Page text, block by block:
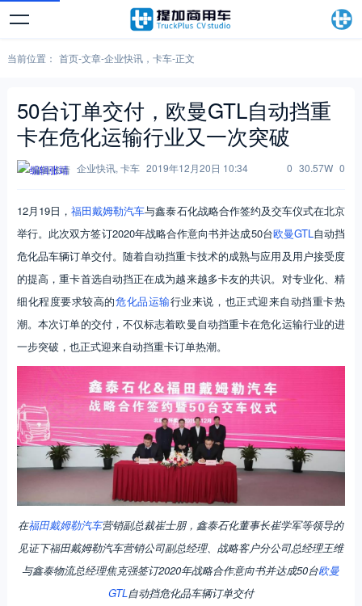
当前位置： 首页-文章-企业快讯， 卡车-正文
50台订单交付，欧曼GTL自动挡重
卡在危化运输行业又一次突破
编辑张靖 企业快讯, 卡车 2019年12月20日 10:34 0 30.57W 0
12月19日，福田戴姆勒汽车与鑫泰石化战略合作签约及交车仪式在北京
举行。此次双方签订2020年战略合作意向书并达成50台欧曼GTL自动挡
危化品车辆订单交付。随着自动挡重卡技术的成熟与应用及用户接受度
的提高，重卡首选自动挡正在成为越来越多卡友的共识。对专业化、精
细化程度要求较高的危化品运输行业来说，也正式迎来自动挡重卡热
潮。本次订单的交付，不仅标志着欧曼自动挡重卡在危化运输行业的进
一步突破，也正式迎来自动挡重卡订单热潮。
在福田戴姆勒汽车营销副总裁崔士朋，鑫泰石化董事长崔学军等领导的
见证下福田戴姆勒汽车营销公司副总经理、战略客户分公司总经理王维
与鑫泰物流总经理焦克强签订2020年战略合作意向书并达成50台欧曼
GTL自动挡危化品车辆订单交付